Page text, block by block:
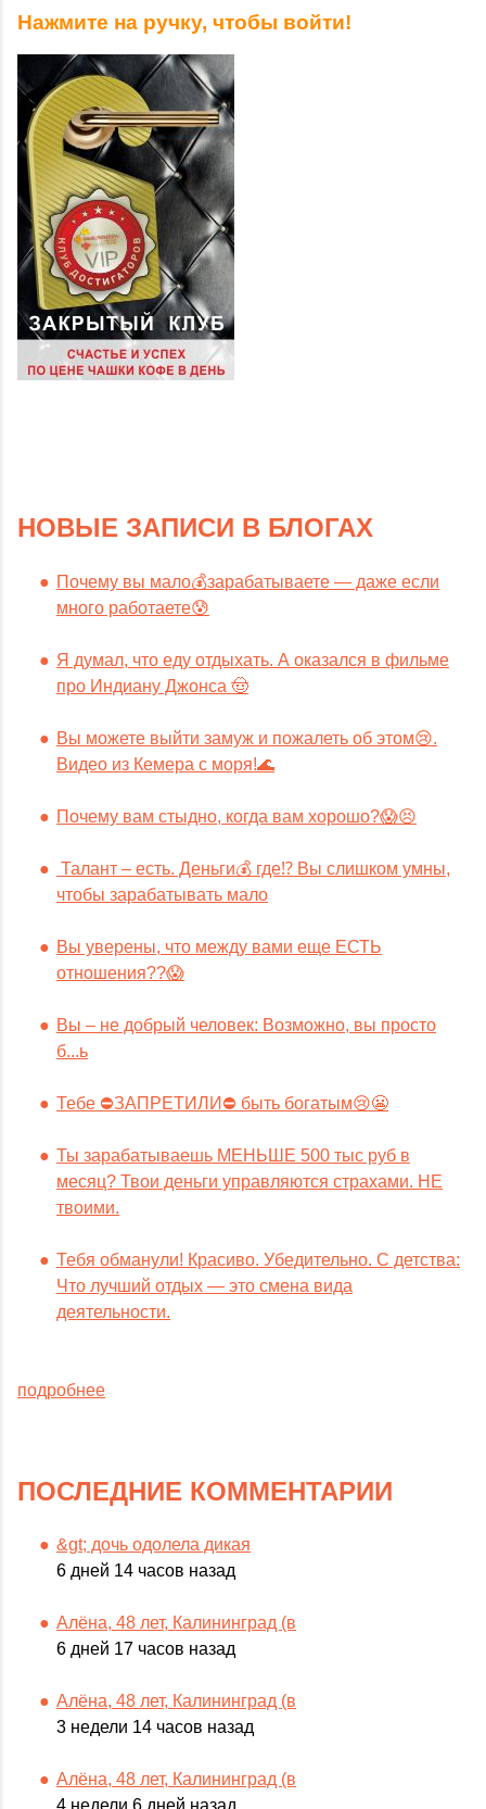
Нажмите на ручку, чтобы войти!
НОВЫЕ ЗАПИСИ В БЛОГАХ
Почему вы мало💰зарабатываете — даже если
много работаете😰
Я думал, что еду отдыхать. А оказался в фильме
про Индиану Джонса 🤠
Вы можете выйти замуж и пожалеть об этом😢.
Видео из Кемера с моря!🌊
Почему вам стыдно, когда вам хорошо?😱😣
Талант – есть. Деньги💰 где⁉️ Вы слишком умны,
чтобы зарабатывать мало
Вы уверены, что между вами еще ЕСТЬ
отношения??😱
Вы – не добрый человек: Возможно, вы просто
б...ь
Тебе ⛔️ЗАПРЕТИЛИ⛔️ быть богатым😢😬
Ты зарабатываешь МЕНЬШЕ 500 тыс руб в
месяц? Твои деньги управляются страхами. НЕ
твоими.
Тебя обманули! Красиво. Убедительно. С детства:
Что лучший отдых — это смена вида
деятельности.
подробнее
ПОСЛЕДНИЕ КОММЕНТАРИИ
&gt; дочь одолела дикая
6 дней 14 часов назад
Алёна, 48 лет, Калининград (в
6 дней 17 часов назад
Алёна, 48 лет, Калининград (в
3 недели 14 часов назад
Алёна, 48 лет, Калининград (в